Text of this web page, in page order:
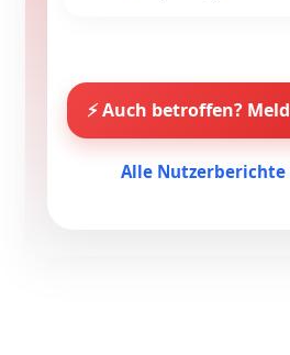
⚡ Auch betroffen?
Alle Nutzerberichte